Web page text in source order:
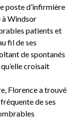
poste d’infirmière
à Windsor
patients et
fil de ses
de spontanés
croisait
Florence a trouvé
de ses